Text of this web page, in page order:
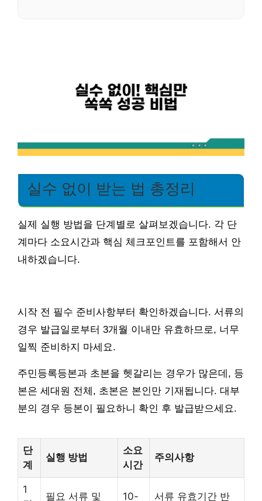
실수 없이 받는 법 총정리
실제 실행 방법을 단계별로 살펴보겠습니다. 각 단
계마다 소요시간과 핵심 체크포인트를 포함해서 안
내하겠습니다.
시작 전 필수 준비사항부터 확인하겠습니다. 서류의
경우 발급일로부터 3개월 이내만 유효하므로, 너무
일찍 준비하지 마세요.
주민등록등본과 초본을 헷갈리는 경우가 많은데, 등
본은 세대원 전체, 초본은 본인만 기재됩니다. 대부
분의 경우 등본이 필요하니 확인 후 발급받으세요.
단
계
실행 방법
소요
시간
주의사항
1
필요 서류 및 10- 서류 유효기간 반